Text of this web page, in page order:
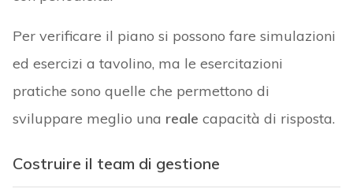
Per verificare il piano si possono fare simulazioni
ed esercizi a tavolino, ma le esercitazioni
pratiche sono quelle che permettono di
sviluppare meglio una reale capacità di risposta.
Costruire il team di gestione